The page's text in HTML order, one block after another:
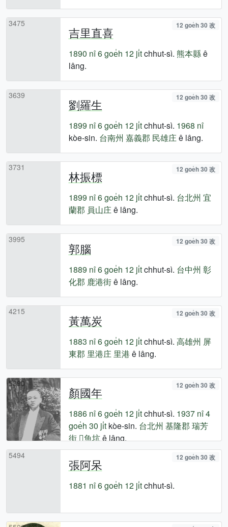
3475
吉里直喜 12 goe̍h 30 改
1890 nî6 goe̍h 12 ji̍tchhut-sì. 熊本縣ê
lâng.
3639
劉羅生 12 goe̍h 30 改
1899 nî6 goe̍h 12 ji̍tchhut-sì. 1968 nî
kòe-sin. 台南州 嘉義郡 民雄庄ê lâng.
3731
林振標 12 goe̍h 30 改
1899 nî6 goe̍h 12 ji̍tchhut-sì. 台北州 宜
蘭郡 員山庄ê lâng.
3995
郭腦 12 goe̍h 30 改
1889 nî6 goe̍h 12 ji̍tchhut-sì. 台中州 彰
化郡 鹿港街ê lâng.
4215
黃萬炭 12 goe̍h 30 改
1883 nî6 goe̍h 12 ji̍tchhut-sì. 高雄州 屏
東郡 里港庄 里港 ê lâng.
5390
顏國年 12 goe̍h 30 改
1886 nî6 goe̍h 12 ji̍tchhut-sì. 1937 nî4
goe̍h 30 ji̍tkòe-sin. 台北州 基隆郡 瑞芳
街𫙮魚坑ê lâng.
5494
張阿呆 12 goe̍h 30 改
1881 nî6 goe̍h 12 ji̍tchhut-sì.